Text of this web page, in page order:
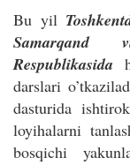
Bu yil
Samarqand
Respublikasida
darslari
dasturida
loyihalarni
bosqichi